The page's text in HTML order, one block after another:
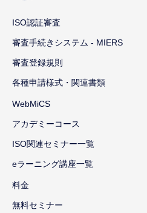
ISO認証審査
審査手続きシステム - MIERS
審査登録規則
各種申請様式・関連書類
WebMiCS
アカデミーコース
ISO関連セミナー一覧
eラーニング講座一覧
料金
無料セミナー